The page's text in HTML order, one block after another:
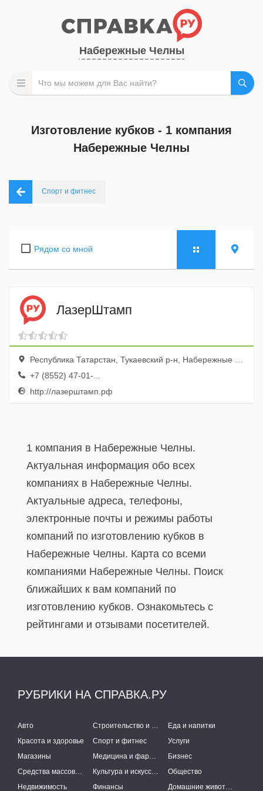
Набережные Челны
Изготовление кубков - 1 компания
Набережные Челны
Спорт и фитнес
Рядом со мной
ЛазерШтамп
Республика Татарстан, Тукаевский р-н, Набережные Челны г., просп. Мира, 12а, ТЦ Евросвет, эт. 2
+7 (8552) 47-01-...
http://лазерштамп.рф
1 компания в Набережные Челны.
Актуальная информация обо всех
компаниях в Набережные Челны.
Актуальные адреса, телефоны,
электронные почты и режимы работы
компаний по изготовлению кубков в
Набережные Челны. Карта со всеми
компаниями Набережные Челны. Поиск
ближайших к вам компаний по
изготовлению кубков. Ознакомьтесь с
рейтингами и отзывами посетителей.
РУБРИКИ НА СПРАВКА.РУ
Авто Строительство и ремонт
Еда и напитки
Красота и здоровье
Спорт и фитнес
Услуги
Магазины
Медицина и фармацевтика
Бизнес
Средства массовой информации
Культура и искусство
Общество
Недвижимость
Финансы Домашние животные